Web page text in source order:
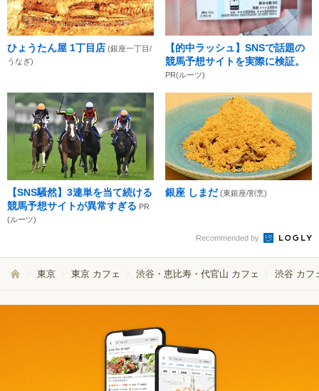
ひょうたん屋 1丁目店 (銀座一丁目/
うなぎ)
【的中ラッシュ】SNSで話題の
競馬予想サイトを実際に検証。
PR(ルーツ)
【SNS騒然】3連単を当て続ける
競馬予想サイトが異常すぎる PR
(ルーツ)
銀座 しまだ (東銀座/割烹)
Recommended by
東京 東京 カフェ 渋谷・恵比寿・代官山 カフェ 渋谷 カフ